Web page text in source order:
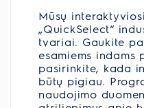
Mūsų
„QuickSelect“
tvariai. Gaukite
esamiems indams
pasirinkite, kada
būtų pigiau.
naudojimo